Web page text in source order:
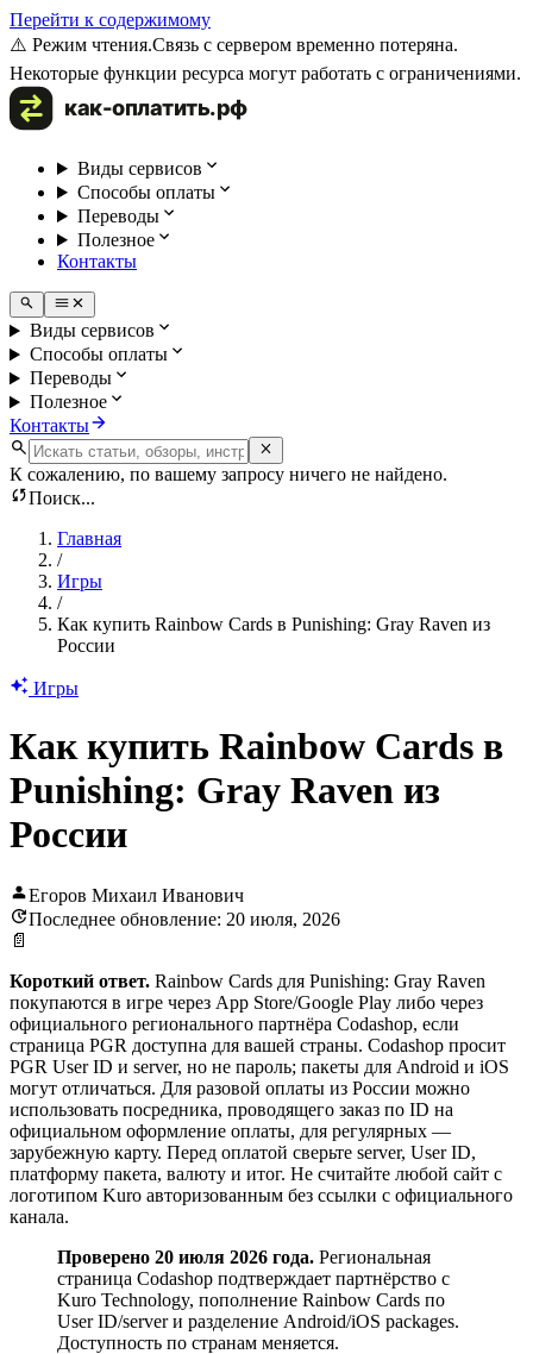
Перейти к содержимому
⚠️ Режим чтения.Связь с сервером временно потеряна.
Некоторые функции ресурса могут работать с ограничениями.
Виды сервисов
Способы оплаты
Переводы
Полезное
Контакты
Виды сервисов
Способы оплаты
Переводы
Полезное
Контакты
К сожалению, по вашему запросу ничего не найдено.
Поиск...
Главная
/
Игры
/
Как купить Rainbow Cards в Punishing: Gray Raven из
России
Игры
Как купить Rainbow Cards в
Punishing: Gray Raven из
России
Егоров Михаил Иванович
Последнее обновление: 20 июля, 2026
📄
Короткий ответ. Rainbow Cards для Punishing: Gray Raven
покупаются в игре через App Store/Google Play либо через
официального регионального партнёра Codashop, если
страница PGR доступна для вашей страны. Codashop просит
PGR User ID и server, но не пароль; пакеты для Android и iOS
могут отличаться. Для разовой оплаты из России можно
использовать посредника, проводящего заказ по ID на
официальном оформление оплаты, для регулярных —
зарубежную карту. Перед оплатой сверьте server, User ID,
платформу пакета, валюту и итог. Не считайте любой сайт с
логотипом Kuro авторизованным без ссылки с официального
канала.
Проверено 20 июля 2026 года. Региональная
страница Codashop подтверждает партнёрство с
Kuro Technology, пополнение Rainbow Cards по
User ID/server и разделение Android/iOS packages.
Доступность по странам меняется.